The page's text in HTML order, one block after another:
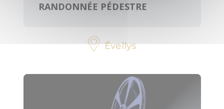
Voyage éco-
responsable
RANDONNÉE PÉDESTRE
Évellys